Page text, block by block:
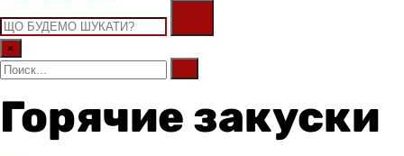
×
Горячие закуски